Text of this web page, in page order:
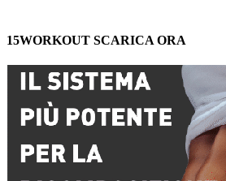
15WORKOUT SCARICA ORA